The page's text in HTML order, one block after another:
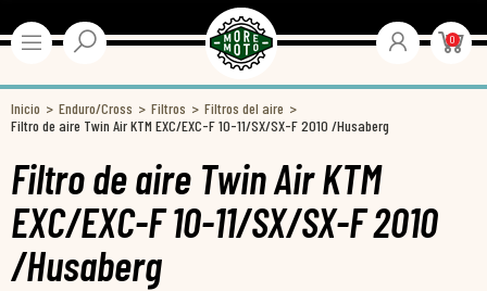
0
Inicio Enduro/Cross Filtros
Filtros del aire
Filtro de aire Twin Air KTM EXC/EXC-F 10-11/SX/SX-F 2010 /Husaberg
Filtro de aire Twin Air KTM
EXC/EXC-F 10-11/SX/SX-F 2010
/Husaberg